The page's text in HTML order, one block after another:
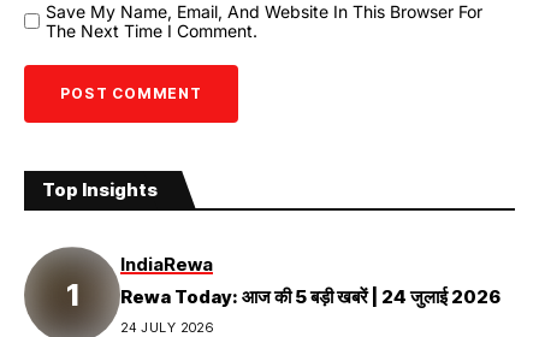
Save My Name, Email, And Website In This Browser For
The Next Time I Comment.
Top Insights
IndiaRewa
Rewa Today: आज की 5 बड़ी खबरें | 24 जुलाई 2026
24 JULY 2026